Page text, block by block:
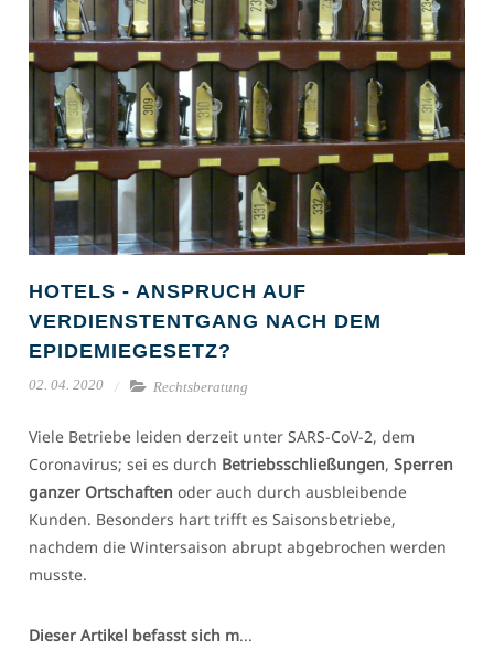
HOTELS - ANSPRUCH AUF
VERDIENSTENTGANG NACH DEM
EPIDEMIEGESETZ?
02. 04. 2020 Rechtsberatung
Viele Betriebe leiden derzeit unter SARS-CoV-2, dem
Coronavirus; sei es durch Betriebsschließungen,Sperren
ganzer Ortschaften oder auch durch ausbleibende
Kunden. Besonders hart trifft es Saisonsbetriebe,
nachdem die Wintersaison abrupt abgebrochen werden
musste.
Dieser Artikel befasst sich m...